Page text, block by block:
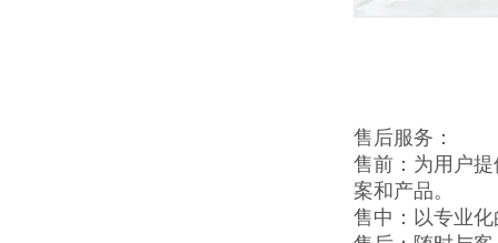
售后服务：
售前：为用户
案和产品。
售中：以专业